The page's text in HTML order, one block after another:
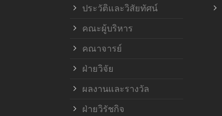
ประวัติและวิสัยทัศน์
คณะผู้บริหาร
คณาจารย์
ฝ่ายวิจัย
ผลงานและรางวัล
ฝ่ายวิรัชกิจ